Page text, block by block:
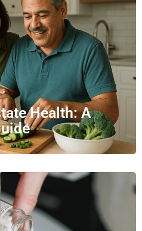
Health: A